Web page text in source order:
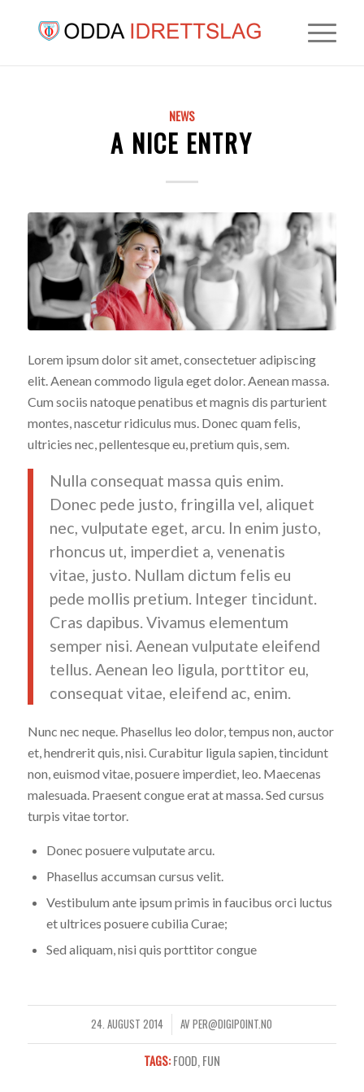
NEWS
A NICE ENTRY
Lorem ipsum dolor sit amet, consectetuer adipiscing
elit. Aenean commodo ligula eget dolor. Aenean massa.
Cum sociis natoque penatibus et magnis dis parturient
montes, nascetur ridiculus mus. Donec quam felis,
ultricies nec, pellentesque eu, pretium quis, sem.
Nulla consequat massa quis enim.
Donec pede justo, fringilla vel, aliquet
nec, vulputate eget, arcu. In enim justo,
rhoncus ut, imperdiet a, venenatis
vitae, justo. Nullam dictum felis eu
pede mollis pretium. Integer tincidunt.
Cras dapibus. Vivamus elementum
semper nisi. Aenean vulputate eleifend
tellus. Aenean leo ligula, porttitor eu,
consequat vitae, eleifend ac, enim.
Nunc nec neque. Phasellus leo dolor, tempus non, auctor
et, hendrerit quis, nisi. Curabitur ligula sapien, tincidunt
non, euismod vitae, posuere imperdiet, leo. Maecenas
malesuada. Praesent congue erat at massa. Sed cursus
turpis vitae tortor.
Donec posuere vulputate arcu.
Phasellus accumsan cursus velit.
Vestibulum ante ipsum primis in faucibus orci luctus
et ultrices posuere cubilia Curae;
Sed aliquam, nisi quis porttitor congue
24. AUGUST 2014
/ AVPER@DIGIPOINT.NO
TAGS:FOOD,FUN